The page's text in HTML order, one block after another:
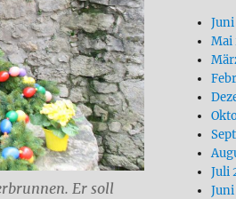
Er soll
Mai
Juli